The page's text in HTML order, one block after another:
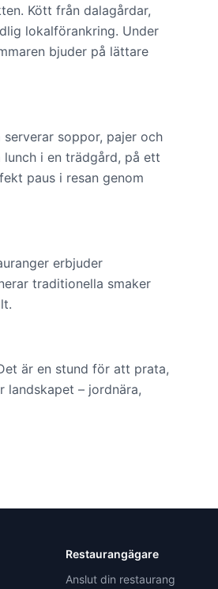
Kött från dalagårdar,
lokalförankring. Under
bjuder på lättare
soppor, pajer och
lunch i en trädgård, på ett
paus i resan genom
erbjuder
traditionella smaker
är en stund för att prata,
landskapet – jordnära,
Restaurangägare
Anslut din restaurang